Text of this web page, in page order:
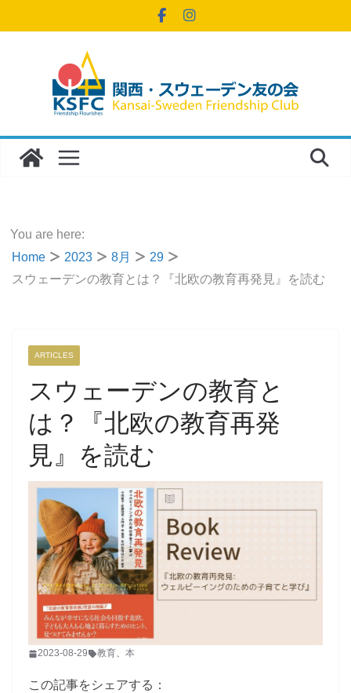
ン
ス
You are here:
Home
2023 8月
29
スウェーデンの教育とは？『北欧の教育再発見』を読む
ARTICLES
スウェーデンの教育と
は？『北欧の教育再発
見』を読む
2023-08-29 教育、 本
この記事をシェアする：